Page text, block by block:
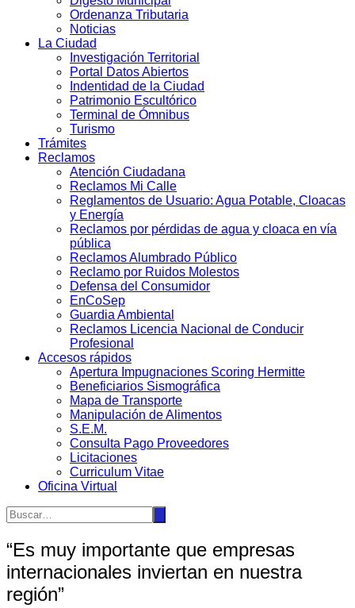
Ordenanza Tributaria
Noticias
La Ciudad
Investigación Territorial
Portal Datos Abiertos
Indentidad de la Ciudad
Patrimonio Escultórico
Terminal de Ómnibus
Turismo
Trámites
Reclamos
Atención Ciudadana
Reclamos Mi Calle
Reglamentos de Usuario: Agua Potable, Cloacas
y Energía
Reclamos por pérdidas de agua y cloaca en vía
pública
Reclamos Alumbrado Público
Reclamo por Ruidos Molestos
Defensa del Consumidor
EnCoSep
Guardia Ambiental
Reclamos Licencia Nacional de Conducir
Profesional
Accesos rápidos
Apertura Impugnaciones Scoring Hermitte
Beneficiarios Sismográfica
Mapa de Transporte
Manipulación de Alimentos
S.E.M.
Consulta Pago Proveedores
Licitaciones
Curriculum Vitae
Oficina Virtual
“Es muy importante que empresas
internacionales inviertan en nuestra
región”